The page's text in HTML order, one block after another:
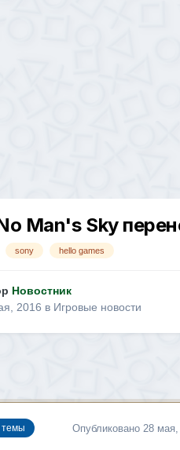
Man's Sky
sony hello games
Новостник
2016 в Игровые новости
темы Опубликовано 28